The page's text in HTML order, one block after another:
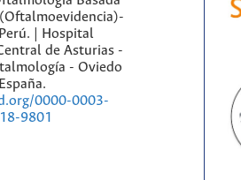
| Hospital
de Asturias -
- Oviedo
0000-0003-
9801